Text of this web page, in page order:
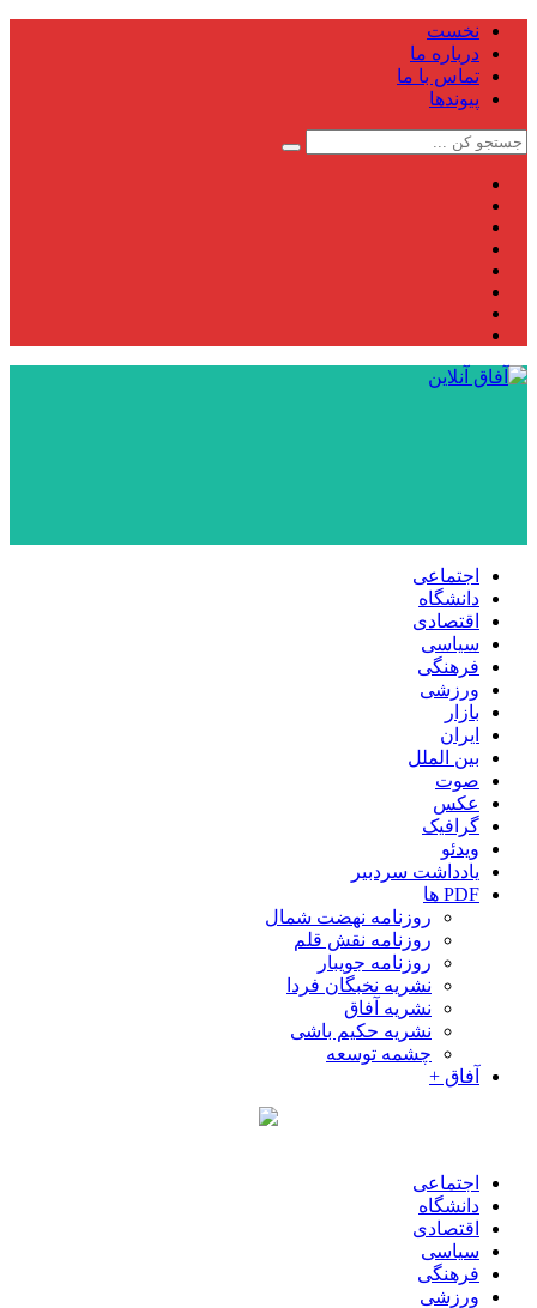
نخست
درباره ما
تماس با ما
پیوندها
اجتماعی
دانشگاه
اقتصادی
سیاسی
فرهنگی
ورزشی
بازار
ایران
بین الملل
صوت
عکس
گرافیک
ویدئو
یادداشت سردبیر
PDF ها
روزنامه نهضت شمال
روزنامه نقش قلم
روزنامه جویبار
نشریه نخبگان فردا
نشریه آفاق
نشریه حکیم باشی
چشمه توسعه
آفاق +
اجتماعی
دانشگاه
اقتصادی
سیاسی
فرهنگی
ورزشی